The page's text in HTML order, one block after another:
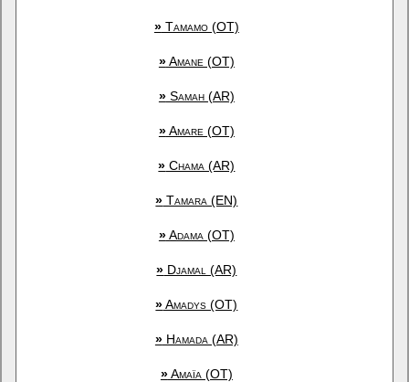
»Tamamo (OT)
»Amane (OT)
»Samah (AR)
»Amare (OT)
» Chama (AR)
» Tamara (EN)
»Adama (OT)
» Djamal (AR)
»Amadys (OT)
»Hamada (AR)
»Amaïa (OT)